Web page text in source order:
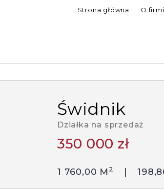
Strona główna O
świdnik
Działka na sprzedaż
350 000 zł
1 760,00 M 2